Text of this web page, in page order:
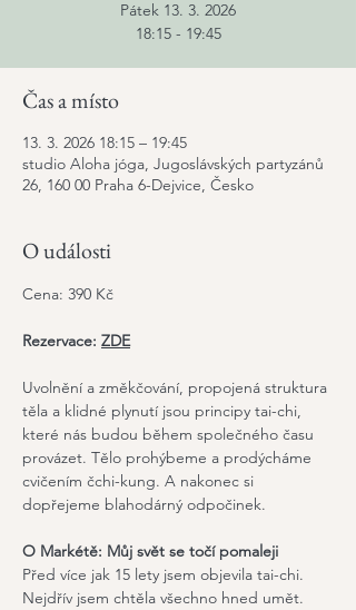
Pátek 13. 3. 2026
18:15 - 19:45
Čas a místo
13. 3. 2026 18:15 – 19:45
studio Aloha jóga, Jugoslávských partyzánů
26, 160 00 Praha 6-Dejvice, Česko
O události
Cena: 390 Kč
Rezervace: ZDE
Uvolnění a změkčování, propojená struktura
těla a klidné plynutí jsou principy tai-chi,
které nás budou během společného času
provázet. Tělo prohýbeme a prodýcháme
cvičením čchi-kung. A nakonec si
dopřejeme blahodárný odpočinek.
O Markétě: Můj svět se točí pomaleji
Před více jak 15 lety jsem objevila tai-chi.
Nejdřív jsem chtěla všechno hned umět.